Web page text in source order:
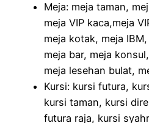
Meja: meja taman,
meja VIP kaca,meja
meja kotak, meja
meja bar, meja
meja lesehan bulat,
Kursi: kursi futura,
kursi taman, kursi
futura raja, kursi